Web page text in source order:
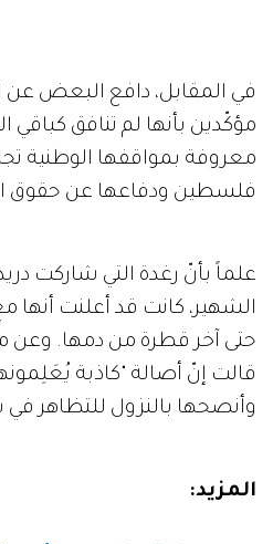
في المقابل، دافع البعض عن
مؤكّدين بأنها لم تنافق كباقي
معروفة بمواقفها الوطنية
فلسطين ودفاعها عن حقوق
علماً بأنّ رغدة التي شاركت
الشهير، كانت قد أعلنت أنها
حتى آخر قطرة من دمها. وعن
قالت إنّ أصالة "كاذبة
وأنصحها بالنزول للتظاهر
المزيد: